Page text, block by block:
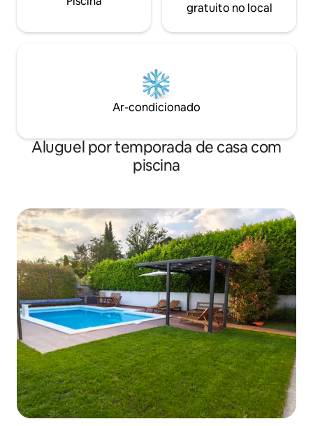
gratuito no local
Ar-condicionado
Aluguel por temporada de casa com
piscina